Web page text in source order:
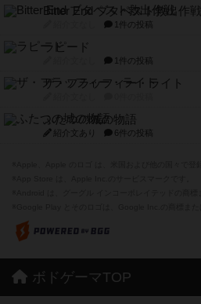
Bitter End ブタペスト救出作戦
1件の投稿
ラピード
1件の投稿
ザ・フラッフィー・ライト
ふたつの城の物語
紹介文あり 6件の投稿
ボドゲーマTOP